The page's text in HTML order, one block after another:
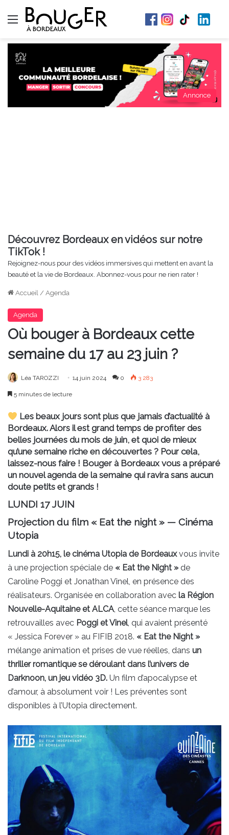
Menu
Annonce
Découvrez Bordeaux en vidéos sur notre
TikTok !
Rejoignez-nous pour des vidéos immersives qui mettent en avant la
beauté et la vie de Bordeaux. Abonnez-vous pour ne rien rater !
Accueil / Agenda
Agenda
Où bouger à Bordeaux cette
semaine du 17 au 23 juin ?
Léa TAROZZI 14 juin 2024 0 3 283
5 minutes de lecture
Les beaux jours sont plus que jamais d’actualité à
Bordeaux. Alors il est grand temps de profiter des
belles journées du mois de juin, et quoi de mieux
qu’une semaine riche en découvertes ? Pour cela,
laissez-nous faire ! Bouger à Bordeaux vous a préparé
un nouvel agenda de la semaine qui ravira sans aucun
doute petits et grands !
LUNDI 17 JUIN
Projection du film « Eat the night » — Cinéma
Utopia
Lundi à 20h15, le cinéma Utopia de Bordeauxvous invite
à une projection spéciale de « Eat the Night »de
Caroline Poggi et Jonathan Vinel, en présence des
réalisateurs. Organisée en collaboration avec la Région
Nouvelle-Aquitaine et ALCA, cette séance marque les
retrouvailles avec Poggi et Vinel, qui avaient présenté
« Jessica Forever » au FIFIB 2018. « Eat the Night »
mélange animation et prises de vue réelles, dans un
thriller romantique se déroulant dans l’univers de
Darknoon, un jeu vidéo 3D. Un film d’apocalypse et
d’amour, à absolument voir ! Les préventes sont
disponibles à l’Utopia directement.